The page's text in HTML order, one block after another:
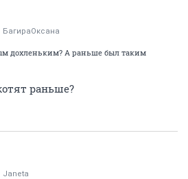
БагираОксана
дохленьким? А раньше был таким
раньше?
Janeta